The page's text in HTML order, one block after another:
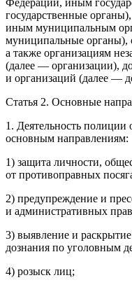
Федерации, иным
государственные
иным муниципальным
муниципальные органы),
а также организациям
(далее — организации),
и организаций (далее —
Статья 2. Основные
1. Деятельность
основным направлениям:
1) защита личности,
от противоправных
2) предупреждение и
и административных
3) выявление и
дознания по уголовным
4) розыск лиц;